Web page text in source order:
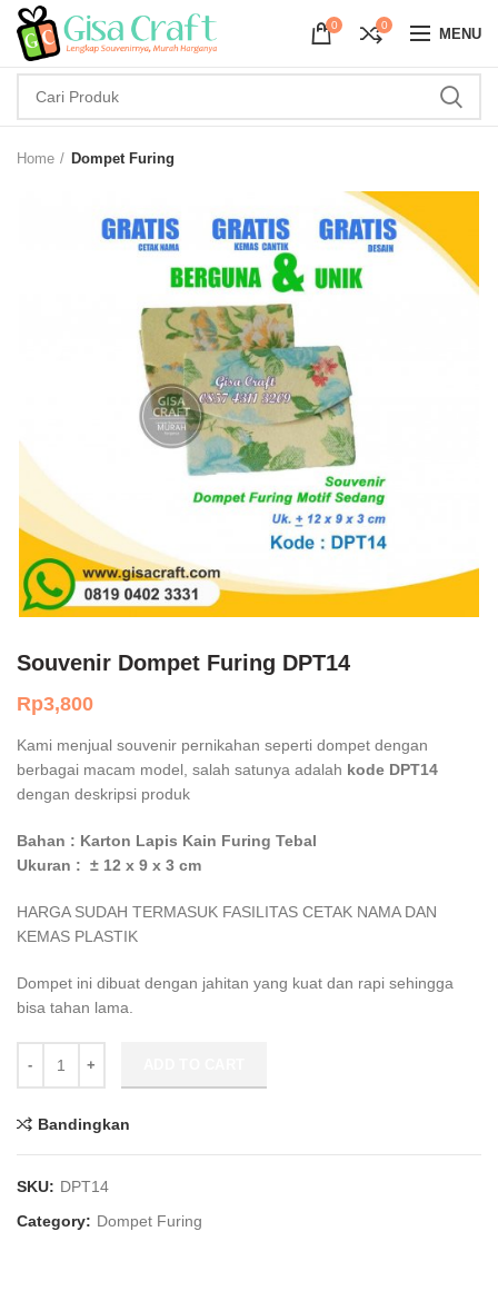
0 0 MENU
Home Dompet Furing
Souvenir Dompet Furing DPT14
Rp3,800
Kami menjual souvenir pernikahan seperti dompet dengan
berbagai macam model, salah satunya adalah kode DPT14
dengan deskripsi produk
Bahan : Karton Lapis Kain Furing Tebal
Ukuran : ± 12 x 9 x 3 cm
HARGA SUDAH TERMASUK FASILITAS CETAK NAMA DAN
KEMAS PLASTIK
Dompet ini dibuat dengan jahitan yang kuat dan rapi sehingga
bisa tahan lama.
Bandingkan
SKU: DPT14
Category: Dompet Furing